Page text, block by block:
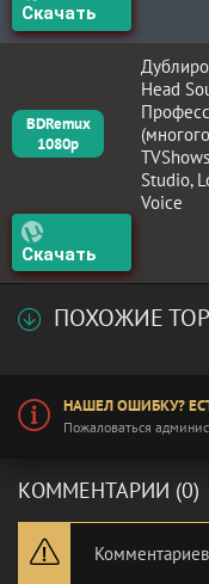
Скачать
BDRemux
1080p
Head
Studio,
Voice
Скачать
ПОХОЖИЕ
НАШЕЛ ОШИБКУ?
Пожаловаться
КОММЕНТАРИИ (0)